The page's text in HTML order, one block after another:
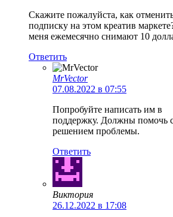
Скажите пожалуйста, как
подписку на этом креатив
меня ежемесячно снимают 10
Ответить
MrVector
07.08.2022 в 07:55
Попробуйте написать им в
поддержку. Должны помочь
решением проблемы.
Ответить
Виктория
26.12.2022 в 17:08